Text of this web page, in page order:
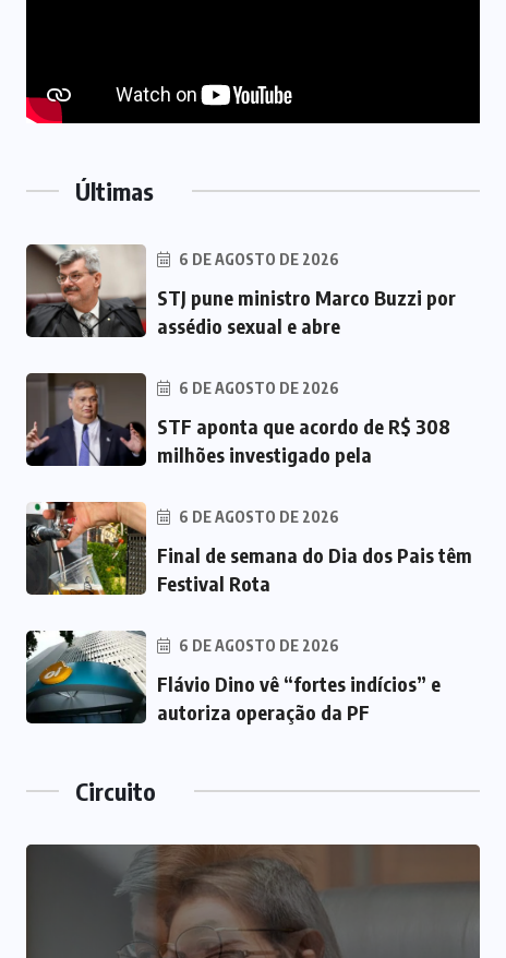
Últimas
6 DE AGOSTO DE 2026
STJ pune ministro Marco Buzzi por
assédio sexual e abre
6 DE AGOSTO DE 2026
STF aponta que acordo de R$ 308
milhões investigado pela
6 DE AGOSTO DE 2026
Final de semana do Dia dos Pais têm
Festival Rota
6 DE AGOSTO DE 2026
Flávio Dino vê “fortes indícios” e
autoriza operação da PF
Circuito